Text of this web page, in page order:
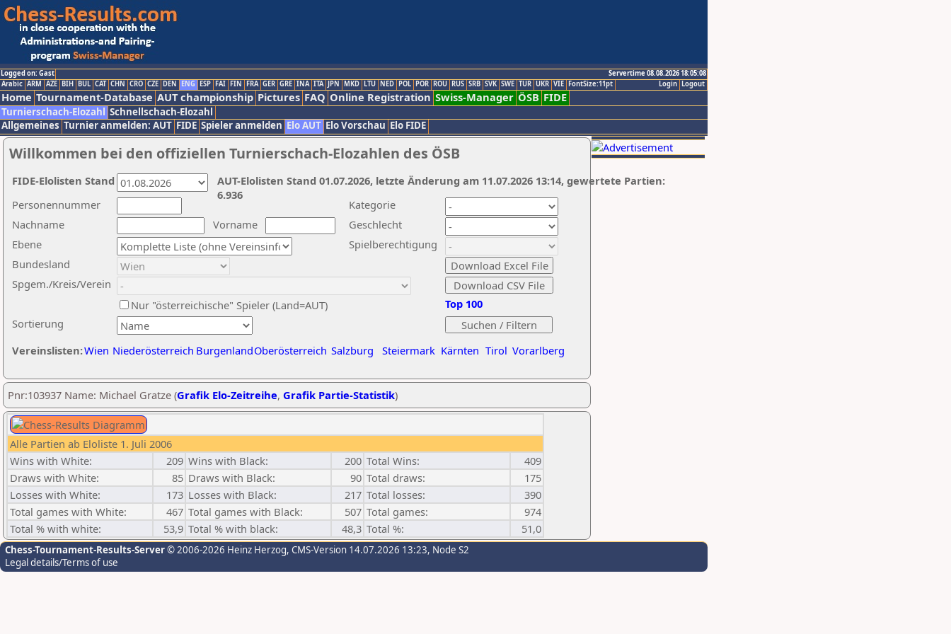
Logged on: Gast
Servertime 08.08.2026 18:05:08
Logout
Login
Arabic ARM AZE BIH BUL CAT CHN CRO CZE DEN ENG ESP FAI FIN FRA GER GRE INA ITA JPN MKD LTU NED POL POR ROU RUS SRB SVK SWE TUR UKR VIE FontSize:11pt
Home Tournament-Database AUT championship Pictures FAQ Online Registration Swiss-Manager ÖSB FIDE
Turnierschach-Elozahl Schnellschach-Elozahl
Allgemeines Turnier anmelden: AUT FIDE Spieler anmelden Elo AUT Elo Vorschau Elo FIDE
Willkommen bei den offiziellen Turnierschach-Elozahlen des ÖSB
Nachname
Vorname
Ebene
Kategorie
Sortierung
Personennummer
Bundesland
Spgem./Kreis/Verein
Geschlecht
Nur "österreichische" Spieler (Land=AUT)
Spielberechtigung
Vereinslisten:Wien Niederösterreich BurgenlandOberösterreich Salzburg Steiermark Kärnten Tirol Vorarlberg
Top 100
AUT-Elolisten Stand 01.07.2026, letzte Änderung am 11.07.2026 13:14, gewertete Partien:
6.936
FIDE-Elolisten Stand
Pnr:103937 Name: Michael Gratze (Grafik Elo-Zeitreihe, Grafik Partie-Statistik)
Alle Partien ab Eloliste 1. Juli 2006
Wins with White:
209 Wins with Black: 200 Total Wins:
409
Draws with White:
85 Draws with Black: 90 Total draws:
175
Losses with White:
173 Losses with Black: 217 Total losses:
390
Total games with White:
467 Total games with Black: 507 Total games:
974
Total % with white:
53,9 Total % with black: 48,3 Total %: 51,0
Chess-Tournament-Results-Server© 2006-2026 Heinz Herzog, CMS-Version 14.07.2026 13:23, Node S2
Legal details/Terms of use